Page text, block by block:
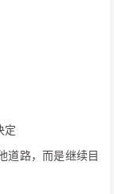
定
道路，而是继续目